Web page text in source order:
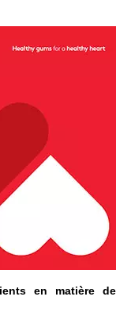
en matière de